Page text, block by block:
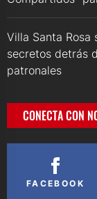
Villa Santa Rosa
secretos detrás
patronales
CONECTA CON
FACEBOOK